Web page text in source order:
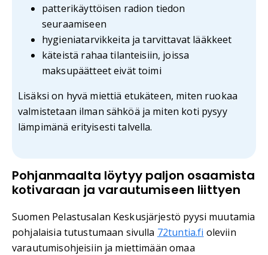
patterikäyttöisen radion tiedon
seuraamiseen
hygieniatarvikkeita ja tarvittavat lääkkeet
käteistä rahaa tilanteisiin, joissa
maksupäätteet eivät toimi
Lisäksi on hyvä miettiä etukäteen, miten ruokaa
valmistetaan ilman sähköä ja miten koti pysyy
lämpimänä erityisesti talvella.
Pohjanmaalta löytyy paljon osaamista
kotivaraan ja varautumiseen liittyen
Suomen Pelastusalan Keskusjärjestö pyysi muutamia
pohjalaisia tutustumaan sivulla 72tuntia.fi oleviin
varautumisohjeisiin ja miettimään omaa